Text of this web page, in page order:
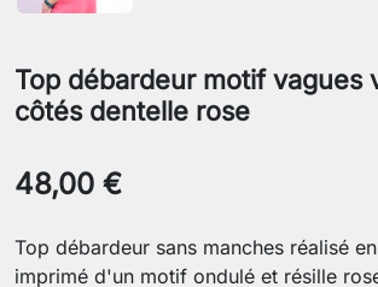
Top débardeur motif vagues
côtés dentelle rose
48,00 €
Top débardeur sans manches réalisé
imprimé d'un motif ondulé et résille